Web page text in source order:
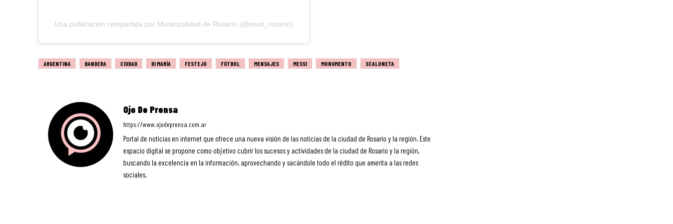
Una publicación compartida por Municipalidad de Rosario (@muni_rosario)
ARGENTINA BANDERA CIUDAD DI MARÍA FESTEJO FÚTBOL MENSAJES MESSI MONUMENTO SCALONETA
Ojo De Prensa
https://www.ojodeprensa.com.ar
Portal de noticias en internet que ofrece una nueva visión de las noticias de la ciudad de Rosario y la región. Este
espacio digital se propone como objetivo cubrir los sucesos y actividades de la ciudad de Rosario y la región,
buscando la excelencia en la información, aprovechando y sacándole todo el rédito que amerita a las redes
sociales.